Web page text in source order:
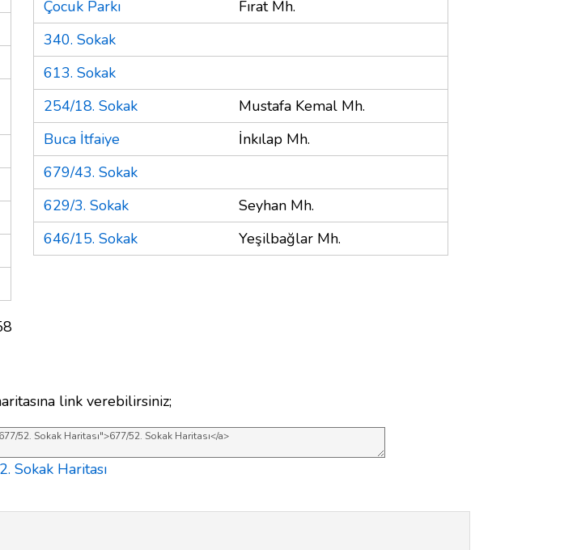
Çocuk Parkı
Fırat Mh.
340. Sokak
613. Sokak
254/18. Sokak
Mustafa Kemal Mh.
Buca İtfaiye
İnkılap Mh.
679/43. Sokak
629/3. Sokak
Seyhan Mh.
646/15. Sokak
Yeşilbağlar Mh.
link verebilirsiniz;
Sokak Haritası